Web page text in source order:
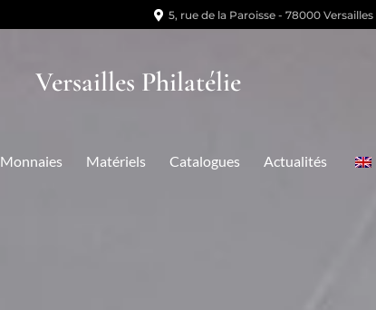
5, rue de la Paroisse - 78000 Versailles
Versailles Philatélie
Monnaies Matériels Catalogues Actualités